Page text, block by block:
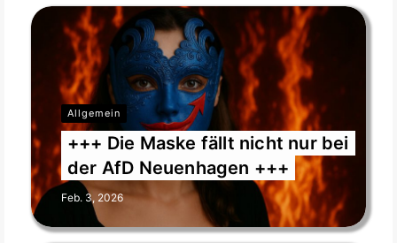
Allgemein
+++ Die Maske fällt nicht nur bei
der AfD Neuenhagen +++
Feb. 3, 2026